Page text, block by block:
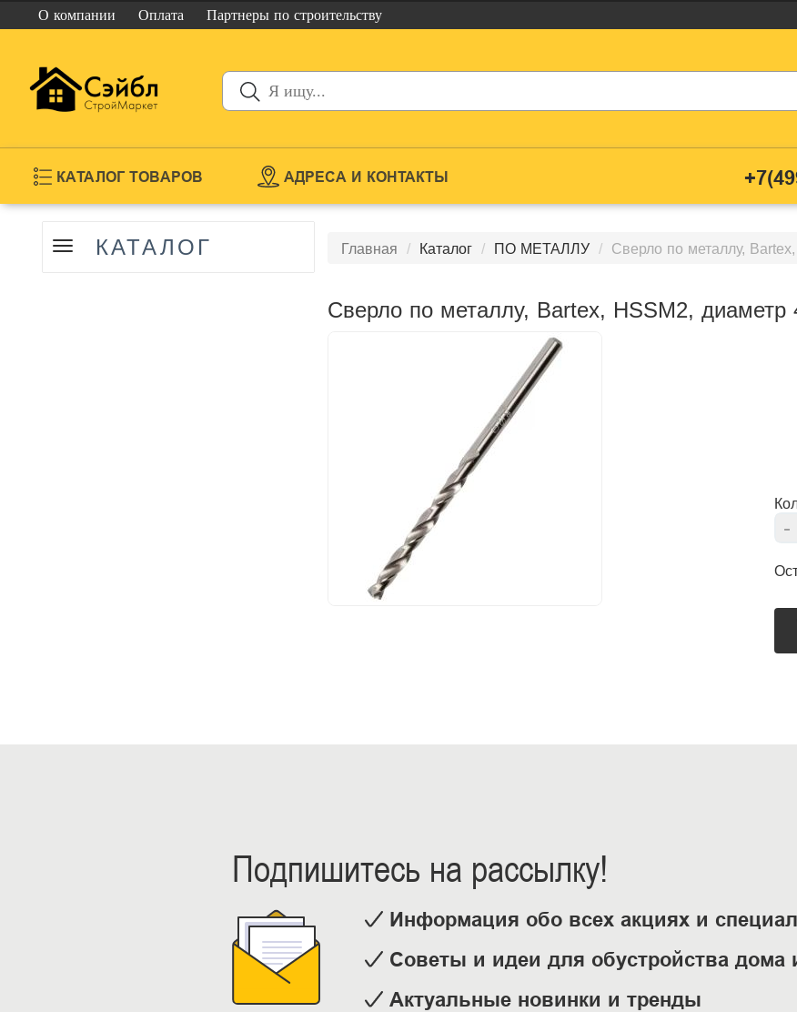
О компании Оплата Партнеры по строительству
КАТАЛОГ ТОВАРОВ АДРЕСА И КОНТАКТЫ
ПоказатьКАТАЛОГ Главная Каталог ПО МЕТАЛЛУ Сверло по металлу,
Сверло по металлу, Bartex, HSSM2,
-
Подпишитесь на рассылку!
Информация обо всех акциях и
Советы и идеи для обустройства дома
Актуальные новинки и тренды